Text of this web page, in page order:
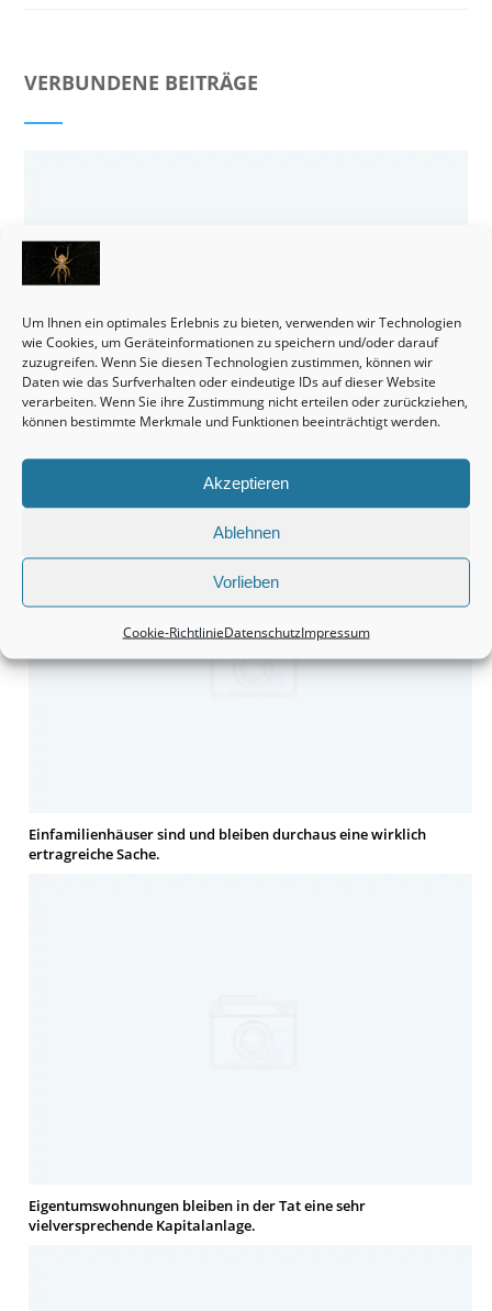
Um Ihnen ein optimales Erlebnis zu bieten, verwenden wir Technologien
wie Cookies, um Geräteinformationen zu speichern und/oder darauf
zuzugreifen. Wenn Sie diesen Technologien zustimmen, können wir
Daten wie das Surfverhalten oder eindeutige IDs auf dieser Website
verarbeiten. Wenn Sie ihre Zustimmung nicht erteilen oder zurückziehen,
können bestimmte Merkmale und Funktionen beeinträchtigt werden.
Akzeptieren
Ablehnen
Vorlieben
Cookie-RichtlinieDatenschutzImpressum
VERBUNDENE BEITRÄGE
Grundstücke sind durchaus eine interessante Anschaffung.
Einfamilienhäuser sind und bleiben durchaus eine wirklich
ertragreiche Sache.
Eigentumswohnungen bleiben in der Tat eine sehr
vielversprechende Kapitalanlage.